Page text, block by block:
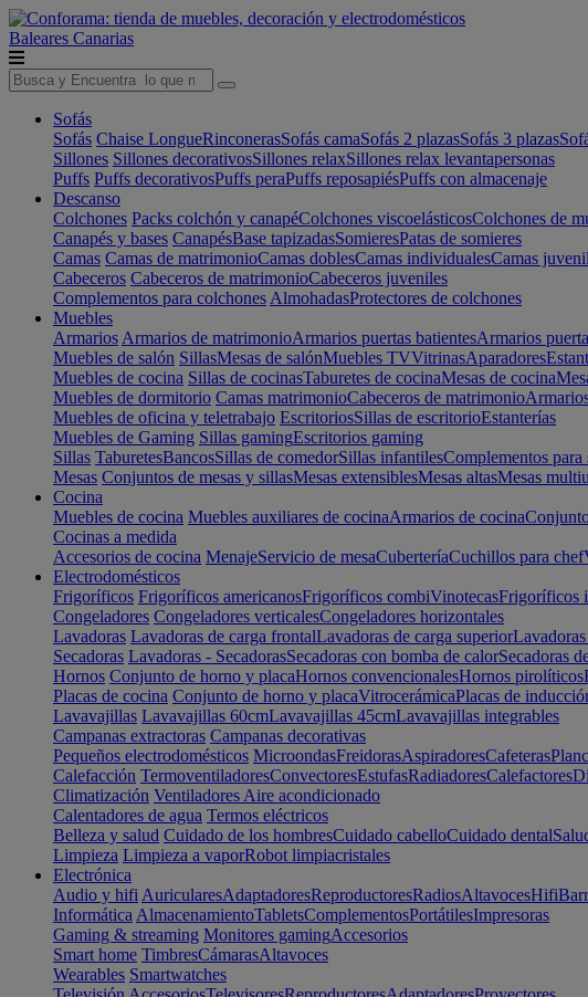
Baleares Canarias
Sofás
Sofás Chaise LongueRinconerasSofás camaSofás 2 plazasSofás 3 plazas
Sillones Sillones decorativosSillones relaxSillones relax levantapersonas
Puffs Puffs decorativosPuffs peraPuffs reposapiésPuffs con almacenaje
Descanso
Colchones Packs colchón y canapéColchones viscoelásticosColchones de
Canapés y bases CanapésBase tapizadasSomieresPatas de somieres
Camas Camas de matrimonioCamas doblesCamas individualesCamas
Cabeceros Cabeceros de matrimonioCabeceros juveniles
Complementos para colchones AlmohadasProtectores de colchones
Muebles
Armarios Armarios de matrimonioArmarios puertas batientesArmarios
Muebles de salón SillasMesas de salónMuebles TVVitrinasAparadores
Muebles de cocina Sillas de cocinasTaburetes de cocinaMesas de cocina
Muebles de dormitorio Camas matrimonioCabeceros de matrimonio
Muebles de oficina y teletrabajo EscritoriosSillas de escritorioEstanterías
Muebles de Gaming Sillas gamingEscritorios gaming
Sillas TaburetesBancosSillas de comedorSillas infantilesComplementos para
Mesas Conjuntos de mesas y sillasMesas extensiblesMesas altasMesas
Cocina
Muebles de cocina Muebles auxiliares de cocinaArmarios de cocina
Cocinas a medida
Accesorios de cocina MenajeServicio de mesaCuberteríaCuchillos para chef
Electrodomésticos
Frigoríficos Frigoríficos americanosFrigoríficos combiVinotecasFrigoríficos
Congeladores Congeladores verticalesCongeladores horizontales
Lavadoras Lavadoras de carga frontalLavadoras de carga superior
Secadoras Lavadoras - SecadorasSecadoras con bomba de calorSecadoras
Hornos Conjunto de horno y placaHornos convencionalesHornos pirolíticos
Placas de cocina Conjunto de horno y placaVitrocerámicaPlacas de
Lavavajillas Lavavajillas 60cmLavavajillas 45cmLavavajillas integrables
Campanas extractoras Campanas decorativas
Pequeños electrodomésticos MicroondasFreidorasAspiradoresCafeteras
Calefacción TermoventiladoresConvectoresEstufasRadiadoresCalefactores
Climatización Ventiladores Aire acondicionado
Calentadores de agua Termos eléctricos
Belleza y salud Cuidado de los hombresCuidado cabelloCuidado dental
Limpieza Limpieza a vaporRobot limpiacristales
Electrónica
Audio y hifi AuricularesAdaptadoresReproductoresRadiosAltavocesHifi
Informática AlmacenamientoTabletsComplementosPortátilesImpresoras
Gaming & streaming Monitores gamingAccesorios
Smart home TimbresCámarasAltavoces
Wearables Smartwatches